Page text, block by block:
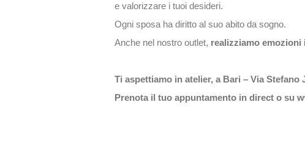
e valorizzare i tuoi desideri.
Ogni sposa ha diritto al suo abito da sogno.
Anche nel nostro outlet, realizziamo emozioni
Ti aspettiamo in atelier, a Bari – Via Stefano
Prenota il tuo appuntamento in direct o su